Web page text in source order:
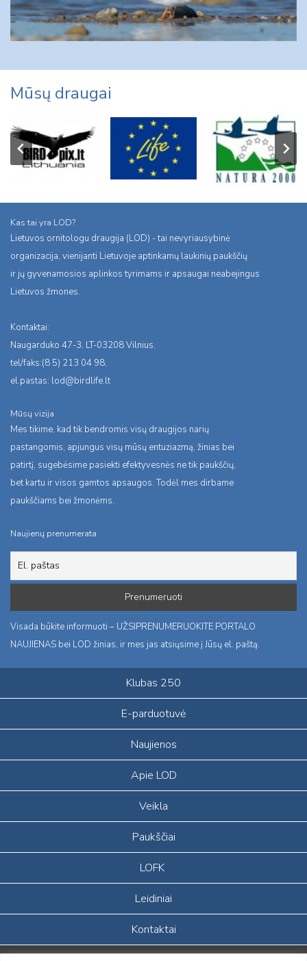
Mūsų draugai
Kas tai yra LOD?
Lietuvos ornitologu draugija (LOD) - tai nevyriausybinė
organizacija, vienijanti Lietuvoje aptinkamų laukinių paukščių
ir jų gyvenamosios aplinkos tyrimams ir apsaugai neabejingus
Lietuvos žmones.
Kontaktai:
Naugarduko 47-3, LT-03208 Vilnius,
tel/faks:(8 5) 213 04 98,
el.pastas: lod@birdlife.lt
Mūsų vizija
Mes tikime, kad tik bendromis visų draugijos narių
pastangomis, apjungus visų mūsų entuziazmą, žinias bei
patirtį, sugebėsime pasiekti efektyvesnės ne tik paukščių,
bet kartu ir visos gamtos apsaugos. Todėl mes dirbame
paukščiams bei žmonėms.
Naujienų prenumerata
Visada būkite informuoti – UŽSIPRENUMERUOKITE PORTALO
NAUJIENAS bei LOD žinias, ir mes jas atsiųsime į Jūsų el. paštą.
Klubas 250
E-parduotuvė
Naujienos
Apie LOD
Veikla
Paukščiai
LOFK
Leidiniai
Kontaktai